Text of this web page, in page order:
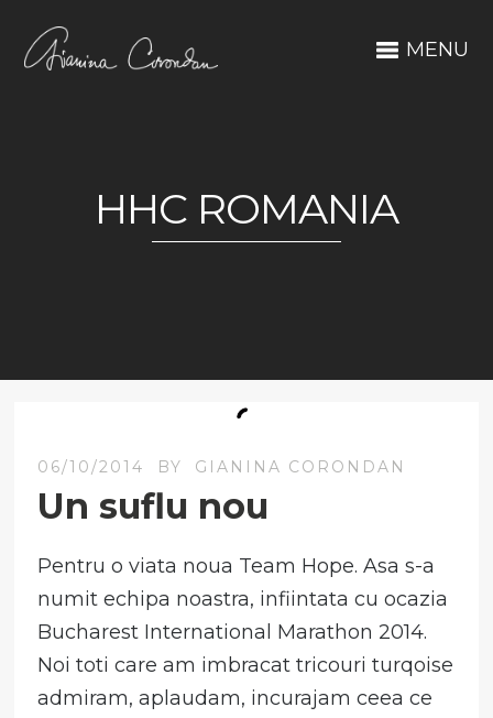
MENU
HHC ROMANIA
06/10/2014 BY GIANINA CORONDAN
Un suflu nou
Pentru o viata noua Team Hope. Asa s-a
numit echipa noastra, infiintata cu ocazia
Bucharest International Marathon 2014.
Noi toti care am imbracat tricouri turqoise
admiram, aplaudam, incurajam ceea ce